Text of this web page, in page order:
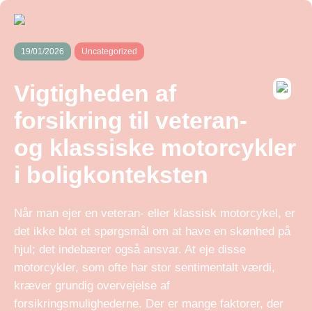
19/01/2026 Uncategorized
Vigtigheden af
forsikring til veteran-
og klassiske motorcykler
i boligkonteksten
Når man ejer en veteran- eller klassisk motorcykel, er
det ikke blot et spørgsmål om at have en skønhed på
hjul; det indebærer også ansvar. At eje disse
motorcykler, som ofte har stor sentimentalt værdi,
kræver grundig overvejelse af
forsikringsmulighederne. Der er mange faktorer, der